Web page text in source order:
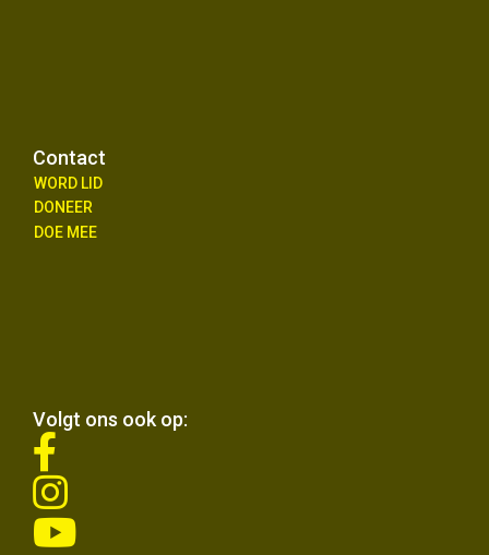
Contact
WORD LID
DONEER
DOE MEE
Volgt ons ook op:
facebook-
f
fab
fa-
instagram